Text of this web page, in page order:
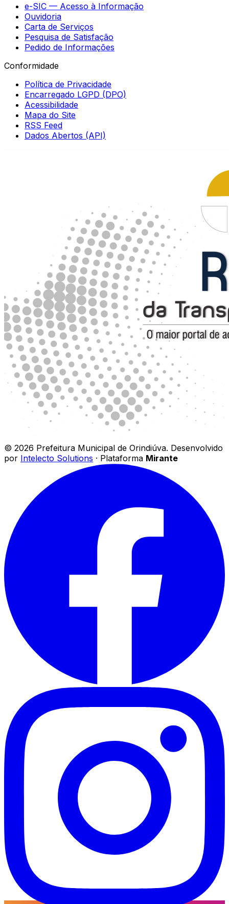
e-SIC — Acesso à Informação
Ouvidoria
Carta de Serviços
Pesquisa de Satisfação
Pedido de Informações
Conformidade
Política de Privacidade
Encarregado LGPD (DPO)
Acessibilidade
Mapa do Site
RSS Feed
Dados Abertos (API)
© 2026 Prefeitura Municipal de Orindiúva. Desenvolvido
por Intelecto Solutions · Plataforma Mirante